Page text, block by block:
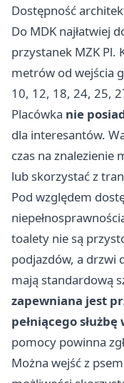
Dostępność
Do MDK najłatwiej
przystanek MZK Pl.
metrów od wejścia
10, 12, 18, 24, 25,
Placówka nie
dla interesantów.
czas na znalezienie
lub skorzystać z
Pod względem
toalety nie są
podjazdów, a drzwi
mają standardową
zapewniana jest
pełniącego służbę
pomocy powinna
Można wejść z